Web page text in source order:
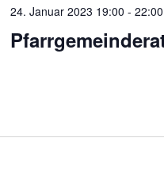
24. Januar 2023 19:00 - 22:00